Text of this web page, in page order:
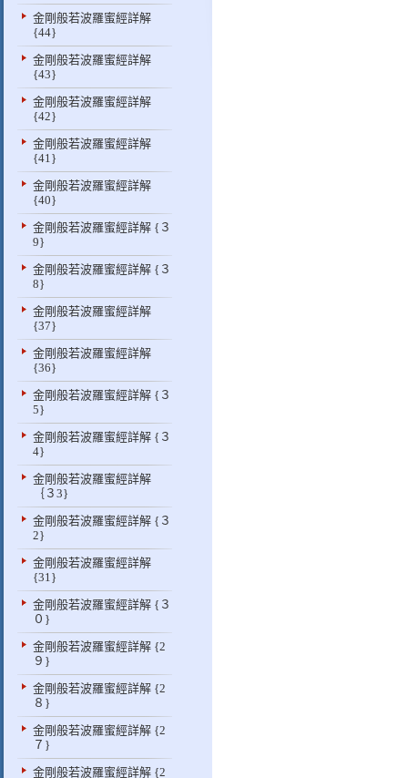
金剛般若波羅蜜經詳解
{44}
金剛般若波羅蜜經詳解
{43}
金剛般若波羅蜜經詳解
{42}
金剛般若波羅蜜經詳解
{41}
金剛般若波羅蜜經詳解
{40}
金剛般若波羅蜜經詳解 {３
9}
金剛般若波羅蜜經詳解 {３
8}
金剛般若波羅蜜經詳解
{37}
金剛般若波羅蜜經詳解
{36}
金剛般若波羅蜜經詳解 {３
5}
金剛般若波羅蜜經詳解 {３
4}
金剛般若波羅蜜經詳解
｛３3}
金剛般若波羅蜜經詳解 {３
2}
金剛般若波羅蜜經詳解
{31}
金剛般若波羅蜜經詳解 {３
０}
金剛般若波羅蜜經詳解 {2
９}
金剛般若波羅蜜經詳解 {2
８}
金剛般若波羅蜜經詳解 {2
７}
金剛般若波羅蜜經詳解 {2